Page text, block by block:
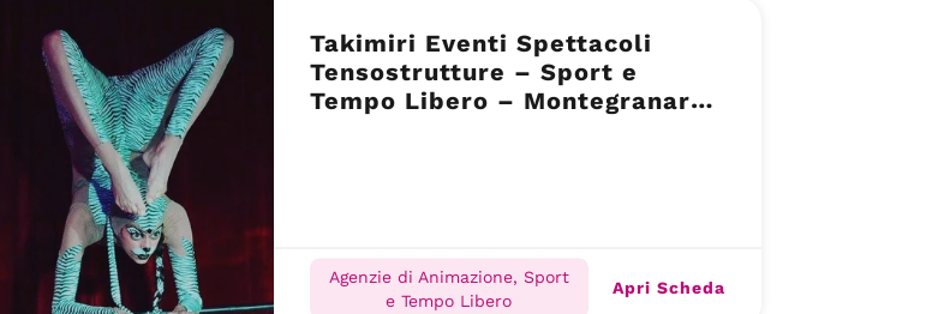
Takimiri Eventi Spettacoli
Tensostrutture – Sport e
Tempo Libero – Montegranaro
Agenzie di Animazione, Sport
e Tempo Libero
Apri Scheda